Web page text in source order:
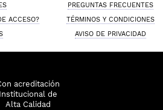
PREGUNTAS FRECUENTES
ACCESO?
TÉRMINOS Y CONDICIONES
AVISO DE PRIVACIDAD
acreditación
Institucional de
Alta Calidad